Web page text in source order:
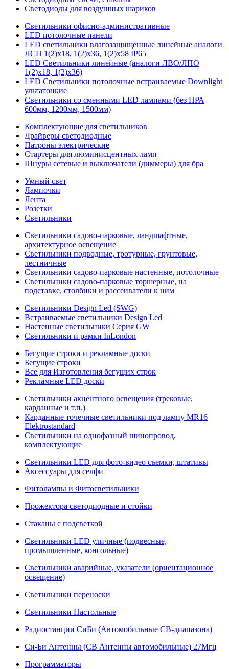
Светодиоды для воздушных шариков
Светильники офисно-административные
LED потолочные панели
LED светильники влагозащищенные линейные аналоги
ЛСП 1(2)х18, 1(2)х36, 1(2)х58 IP65
LED Светильники линейные (аналоги ЛВО/ЛПО
1(2)х18, 1(2)х36)
LED Светильники потолочные встраиваемые Downlight
ультатонкие
Светильники со сменными LED лампами (без ПРА
600мм, 1200мм, 1500мм)
Комплектующие для светильников
Драйверы светодиодные
Патроны электрические
Стартеры для люминисцентных ламп
Шнуры сетевые и выключатели (диммеры) для бра
Умный свет
Лампочки
Лента
Розетки
Светильники
Светильники садово-парковые, ландшафтные,
архитектурное освещение
Светильники подводные, тротурные, грунтовые,
лестничные
Светильники садово-парковые настенные, потолочные
Светильники садово-парковые торшерные, на
подставке, столбики и рассеиватели к ним
Светильники Design Led (SWG)
Встраиваемые светильники Design Led
Настенные светильники Серия GW
Светильники и рамки InLondon
Бегущие строки и рекламные доски
Бегущие строки
Все для Изготовления бегущих строк
Рекламные LED доски
Светильники акцентного освещения (трековые,
карданные и т.п.)
Карданные точечные светильники под лампу MR16
Elektrostandard
Светильники на однофазный шинопровод,
комплектующие
Светильники LED для фото-видео съемки, штативы
Аксессуары для селфи
Фитолампы и Фитосветильники
Прожектора светодиодные и стойки
Стаканы с подсветкой
Светильники LED уличные (подвесные,
промышленные, консольные)
Светильники аварийные, указатели (ориентационное
освещение)
Светильники переноски
Светильники Настольные
Радиостанции СиБи (Автомобильные СВ-диапазона)
Си-Би Антенны (СВ Антенны автомобильные) 27Мгц
Программаторы